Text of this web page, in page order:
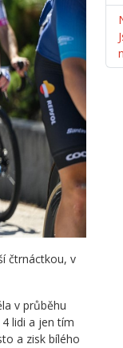
čtrnáctkou, v
v průběhu
lidi a jen tím
a zisk bílého